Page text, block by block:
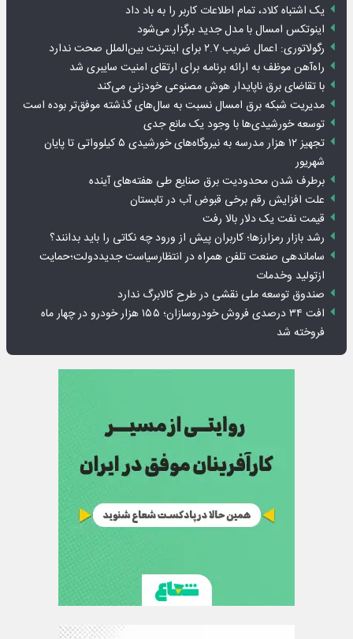
یک اشتباه کلاد، تمام اطلاعات کاربر را به باد داد
اینوتکس امسال با مدل جدید برگزار می‌شود
رگولاتوری: اعمال ضریب ۲.۷ برای اینترنت بین‌الملل صحت ندارد
راه‌آهن موظف به ارائه برنامه برای ارتقای امنیت سایبری شد
با تقاضای برق ناپایدار هوش مصنوعی خودزنی می‌کند
مدیریت شبکه برق امسال نسبت به سال‌های گذشته موفق‌تر بوده است
توسعه خورشیدی‌ها با وجود یک مانع جدی
تجهیز ۱۲ هزار مدرسه به نیروگاه‌های خورشیدی ۵ کیلوواتی تا پایان
شهریور
برطرف شدن محدودیت‌ برق صنایع طی هفته‌های آینده
علت افزایش رقم برخی قبوض آب در تابستان
قیمت نفت یک دلار بالا رفت
رشد بازار رمزارزها؛ کاربران پیش از ورود چه نکاتی را باید بدانند؟
ساماندهی صنعت تلفن همراه در انتظارسیاست جدیددولت؛حمایت
ازتولید وخدمات
صندوق توسعه ملی نقشی در طرح کالابرگ ندارد
افت ۳۴ درصدی فروش خودروسازان؛ ۱۵۵ هزار خودرو در چهار ماه
فروخته شد